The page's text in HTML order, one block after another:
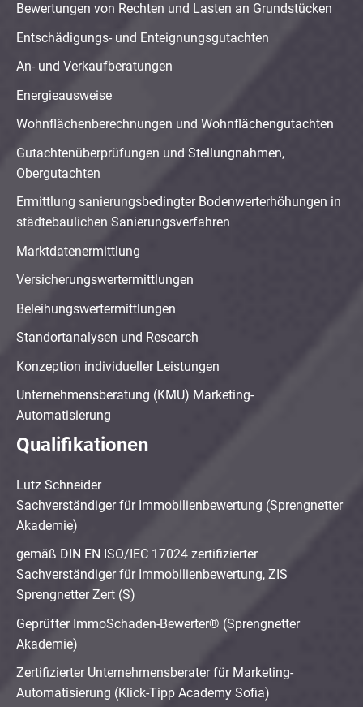
Bewertungen von Rechten und Lasten an Grundstücken
Entschädigungs- und Enteignungsgutachten
An- und Verkaufberatungen
Energieausweise
Wohnflächenberechnungen und Wohnflächengutachten
Gutachtenüberprüfungen und Stellungnahmen,
Obergutachten
Ermittlung sanierungsbedingter Bodenwerterhöhungen in
städtebaulichen Sanierungsverfahren
Marktdatenermittlung
Versicherungswertermittlungen
Beleihungswertermittlungen
Standortanalysen und Research
Konzeption individueller Leistungen
Unternehmensberatung (KMU) Marketing-
Automatisierung
Qualifikationen
Lutz Schneider
Sachverständiger für Immobilienbewertung (Sprengnetter
Akademie)
gemäß DIN EN ISO/IEC 17024 zertifizierter
Sachverständiger für Immobilienbewertung, ZIS
Sprengnetter Zert (S)
Geprüfter ImmoSchaden-Bewerter® (Sprengnetter
Akademie)
Zertifizierter Unternehmensberater für Marketing-
Automatisierung (Klick-Tipp Academy Sofia)